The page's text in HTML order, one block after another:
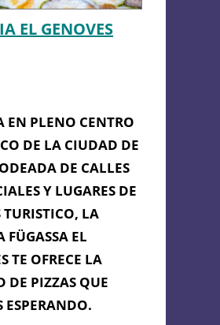
EL GENOVES
EN PLENO CENTRO
DE LA CIUDAD DE
DE CALLES
Y LUGARES DE
TURISTICO, LA
FÜGASSA EL
TE OFRECE LA
DE PIZZAS QUE
ESPERANDO.
PIZZERIA EL
own this
de